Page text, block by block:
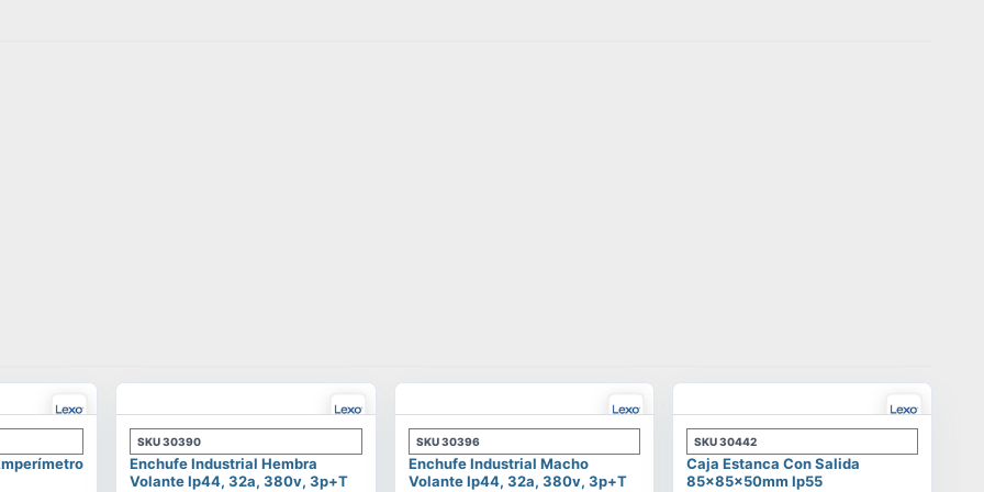
SKU30390
Enchufe Industrial Hembra
Volante Ip44, 32a, 380v, 3p+t
SKU30396
Enchufe Industrial Macho
Volante Ip44, 32a, 380v, 3p+t
SKU30442
Caja Estanca Con Salida
85x85x50mm Ip55